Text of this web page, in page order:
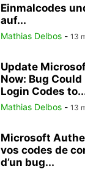
Einmalcodes
auf...
Mathias Delbos - 13
Update
Now: Bug
Login Codes
Mathias Delbos - 13
Microsoft
vos codes de
d’un bug...